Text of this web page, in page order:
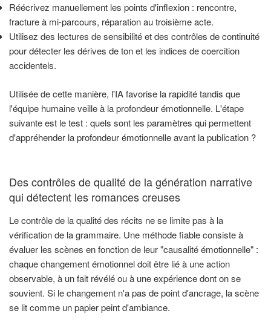
Réécrivez manuellement les points d'inflexion : rencontre,
fracture à mi-parcours, réparation au troisième acte.
Utilisez des lectures de sensibilité et des contrôles de continuité
pour détecter les dérives de ton et les indices de coercition
accidentels.
Utilisée de cette manière, l'IA favorise la rapidité tandis que
l'équipe humaine veille à la profondeur émotionnelle. L'étape
suivante est le test : quels sont les paramètres qui permettent
d'appréhender la profondeur émotionnelle avant la publication ?
Des contrôles de qualité de la génération narrative
qui détectent les romances creuses
Le contrôle de la qualité des récits ne se limite pas à la
vérification de la grammaire. Une méthode fiable consiste à
évaluer les scènes en fonction de leur "causalité émotionnelle" :
chaque changement émotionnel doit être lié à une action
observable, à un fait révélé ou à une expérience dont on se
souvient. Si le changement n'a pas de point d'ancrage, la scène
se lit comme un papier peint d'ambiance.